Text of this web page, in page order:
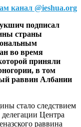
канал @ieshua.org
подписал
страны
во время
приняли
в том
раввин Албании
стало следствием
Центра
раввина